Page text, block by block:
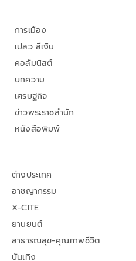
การเมือง
เปลว สีเงิน
คอลัมนิสต์
บทความ
เศรษฐกิจ
ข่าวพระราชสำนัก
หนังสือพิมพ์
ต่างประเทศ
อาชญากรรม
X-CITE
ยานยนต์
สาธารณสุข-คุณภาพชีวิต
บันเทิง